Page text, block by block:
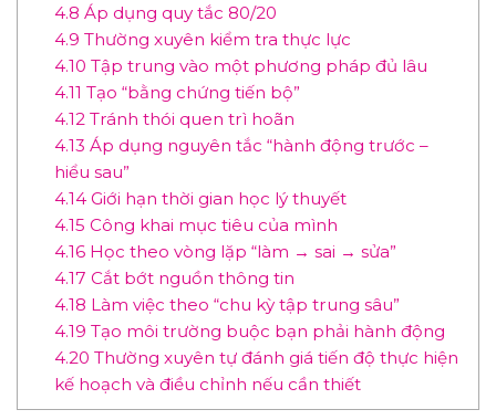
4.8 Áp dụng quy tắc 80/20
4.9 Thường xuyên kiểm tra thực lực
4.10 Tập trung vào một phương pháp đủ lâu
4.11 Tạo “bằng chứng tiến bộ”
4.12 Tránh thói quen trì hoãn
4.13 Áp dụng nguyên tắc “hành động trước –
hiểu sau”
4.14Giới hạn thời gian học lý thuyết
4.15 Công khai mục tiêu của mình
4.16Học theo vòng lặp “làm → sai → sửa”
4.17 Cắt bớt nguồn thông tin
4.18 Làm việc theo “chu kỳ tập trung sâu”
4.19 Tạo môi trường buộc bạn phải hành động
4.20 Thường xuyên tự đánh giá tiến độ thực hiện
kế hoạch và điều chỉnh nếu cần thiết